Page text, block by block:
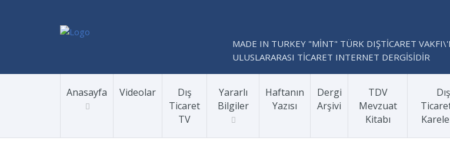
MADE IN TURKEY "MİNT" TÜRK DIŞTİCARET
ULUSLARARASI TİCARET INTERNET DERGİSİDİR
Anasayfa Videolar
Dış
Ticaret
TV
Yararlı
Bilgiler
Haftanın
Yazısı
Dergi
Arşivi
TDV
Mevzuat
Kitabı
Dış